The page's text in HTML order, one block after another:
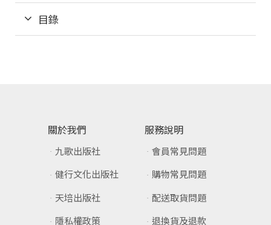
目錄
關於我們
九歌出版社
健行文化出版社
天培出版社
隱私權政策
服務說明
會員常見問題
購物常見問題
配送取貨問題
退換貨及退款